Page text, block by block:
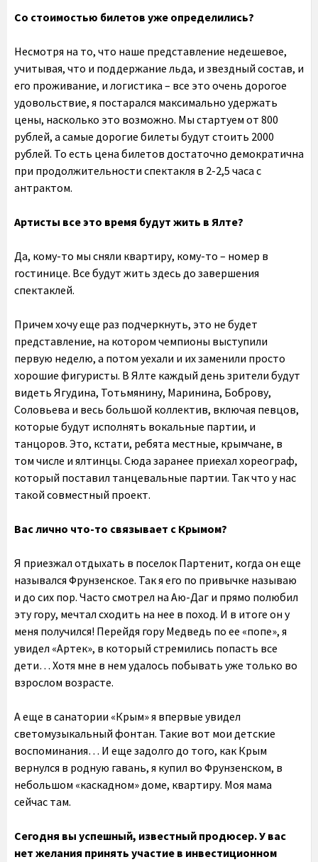
Со стоимостью билетов уже определились?
Несмотря на то, что наше представление недешевое,
учитывая, что и поддержание льда, и звездный состав, и
его проживание, и логистика – все это очень дорогое
удовольствие, я постарался максимально удержать
цены, насколько это возможно. Мы стартуем от 800
рублей, а самые дорогие билеты будут стоить 2000
рублей. То есть цена билетов достаточно демократична
при продолжительности спектакля в 2-2,5 часа с
антрактом.
Артисты все это время будут жить в Ялте?
Да, кому-то мы сняли квартиру, кому-то – номер в
гостинице. Все будут жить здесь до завершения
спектаклей.
Причем хочу еще раз подчеркнуть, это не будет
представление, на котором чемпионы выступили
первую неделю, а потом уехали и их заменили просто
хорошие фигуристы. В Ялте каждый день зрители будут
видеть Ягудина, Тотьмянину, Маринина, Боброву,
Соловьева и весь большой коллектив, включая певцов,
которые будут исполнять вокальные партии, и
танцоров. Это, кстати, ребята местные, крымчане, в
том числе и ялтинцы. Сюда заранее приехал хореограф,
который поставил танцевальные партии. Так что у нас
такой совместный проект.
Вас лично что-то связывает с Крымом?
Я приезжал отдыхать в поселок Партенит, когда он еще
назывался Фрунзенское. Так я его по привычке называю
и до сих пор. Часто смотрел на Аю-Даг и прямо полюбил
эту гору, мечтал сходить на нее в поход. И в итоге он у
меня получился! Перейдя гору Медведь по ее «попе», я
увидел «Артек», в который стремились попасть все
дети… Хотя мне в нем удалось побывать уже только во
взрослом возрасте.
А еще в санатории «Крым» я впервые увидел
светомузыкальный фонтан. Такие вот мои детские
воспоминания… И еще задолго до того, как Крым
вернулся в родную гавань, я купил во Фрунзенском, в
небольшом «каскадном» доме, квартиру. Моя мама
сейчас там.
Сегодня вы успешный, известный продюсер. У вас
нет желания принять участие в инвестиционном